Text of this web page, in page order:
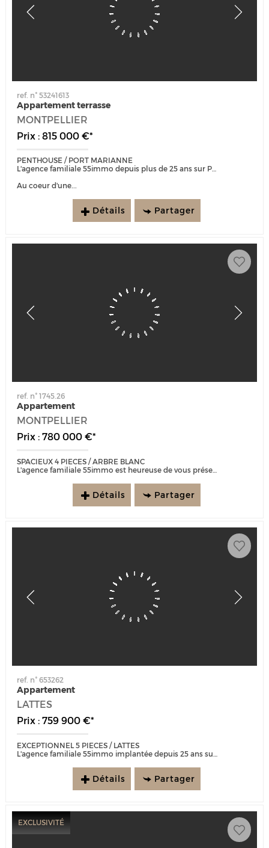
ref. n° 53241613
Appartement terrasse
MONTPELLIER
Prix : 815 000 €*
PENTHOUSE / PORT MARIANNE
L'agence familiale 55immo depuis plus de 25 ans sur Port Marianne est heureuse de vous présenter :
Au coeur d'une...
Détails Partager
ref. n° 1745.26
Appartement
MONTPELLIER
Prix : 780 000 €*
SPACIEUX 4 PIECES / ARBRE BLANC
L'agence familiale 55immo est heureuse de vous présenter ce bien d'exception situé au 12? étage de l'emblématique...
Détails Partager
ref. n° 653262
Appartement
LATTES
Prix : 759 900 €*
EXCEPTIONNEL 5 PIECES / LATTES
L'agence familiale 55immo implantée depuis 25 ans sur Port Marianne est heureuse de vous présenter ce bien...
Détails Partager
EXCLUSIVITÉ